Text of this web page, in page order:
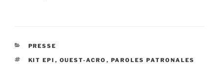
CATÉGORIES
PRESSE
ÉTIQUETTES
KIT EPI , OUEST-ACRO , PAROLES PATRONALES